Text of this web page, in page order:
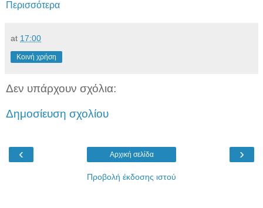
Περισσότερα
at 17:00
Κοινή χρήση
Δεν υπάρχουν σχόλια:
Δημοσίευση σχολίου
‹ ›
Αρχική σελίδα
Προβολή έκδοσης ιστού